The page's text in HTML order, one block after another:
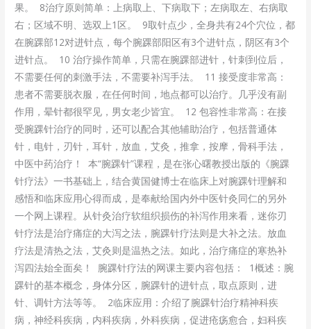
果。 8治疗原则简单：上病取上、下病取下；左病取左、右病取
右；区域不明、选双上1区。 9取针点少，全身共有24个穴位，都
在腕踝部12对进针点，每个腕踝部阳区有3个进针点，阴区有3个
进针点。 10 治疗操作简单，只需在腕踝部进针，针刺到位后，
不需要任何的刺激手法，不需要补泻手法。 11 接受度非常高：
患者不需要脱衣服，在任何时间，地点都可以治疗。几乎没有副
作用，晕针都很罕见，男女老少皆宜。 12 包容性非常高：在接
受腕踝针治疗的同时，还可以配合其他辅助治疗，包括普通体
针，电针，刃针，耳针，放血，艾灸，推拿，按摩，骨科手法，
中医中药治疗！ 本“腕踝针”课程，是在张心曙教授出版的《腕踝
针疗法》一书基础上，结合黄国健博士在临床上对腕踝针理解和
感悟和临床应用心得而成，是奉献给国内外中医针灸同仁的另外
一个网上课程。从针灸治疗软组织损伤的补泻作用来看，迷你刃
针疗法是治疗痛症的大泻之法，腕踝针疗法则是大补之法。放血
疗法是清热之法，艾灸则是温热之法。如此，治疗痛症的寒热补
泻四法始全面矣！ 腕踝针疗法的网课主要内容包括： 1概述：腕
踝针的基本概念，身体分区，腕踝针的进针点，取点原则，进
针、调针方法等等。 2临床应用：介绍了腕踝针治疗精神科疾
病，神经科疾病，内科疾病，外科疾病，促进疮疡愈合，妇科疾